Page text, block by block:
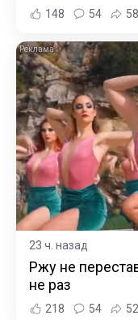
148 54 58
23 ч. назад
Ржу не
не раз
218 54 52